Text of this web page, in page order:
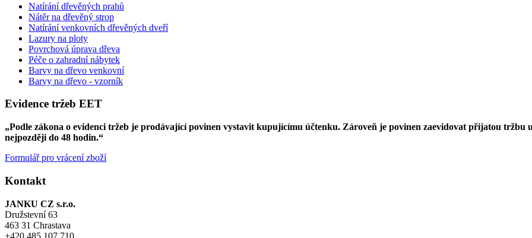
Natírání dřevěných prahů
Nátěr na dřevěný strop
Natírání venkovních dřevěných dveří
Lazury na ploty
Povrchová úprava dřeva
Péče o zahradní nábytek
Barvy na dřevo venkovní
Barvy na dřevo - vzorník
Evidence tržeb EET
„Podle zákona o evidenci tržeb je prodávající povinen vystavit kupujícímu účtenku. Zároveň je povinen zaevidovat přijatou tržbu
nejpozději do 48 hodin.“
Formulář pro vrácení zboží
Kontakt
JANKU CZ s.r.o.
Družstevní 63
463 31 Chrastava
+420 485 107 710